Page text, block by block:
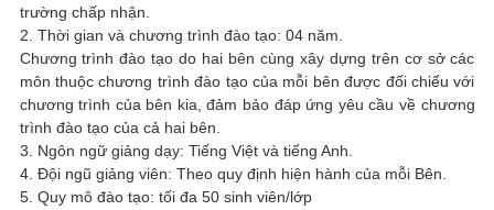
trường chấp nhận.
2. Thời gian và chương trình đào tạo: 04 năm.
Chương trình đào tạo do hai bên cùng xây dựng trên cơ sở các
môn thuộc chương trình đào tạo của mỗi bên được đối chiếu với
chương trình của bên kia, đảm bảo đáp ứng yêu cầu về chương
trình đào tạo của cả hai bên.
3. Ngôn ngữ giảng dạy: Tiếng Việt và tiếng Anh.
4. Đội ngũ giảng viên: Theo quy định hiện hành của mỗi Bên.
5. Quy mô đào tạo: tối đa 50 sinh viên/lớp